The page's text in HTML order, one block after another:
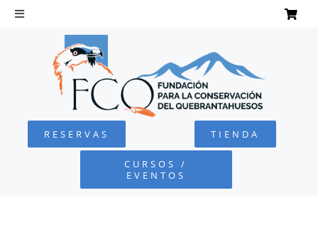
Saltar
Toggle
Navigation
QUEBRANTAHUESOS
FUNDACIÓN
RESERVAS TIENDA
CURSOS /
EVENTOS